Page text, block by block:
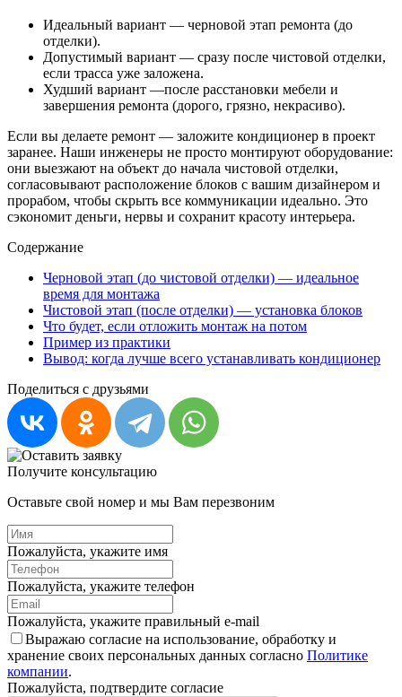
Идеальный вариант — черновой этап ремонта (до
отделки).
Допустимый вариант — сразу после чистовой отделки,
если трасса уже заложена.
Худший вариант —после расстановки мебели и
завершения ремонта (дорого, грязно, некрасиво).
Если вы делаете ремонт — заложите кондиционер в проект
заранее. Наши инженеры не просто монтируют оборудование:
они выезжают на объект до начала чистовой отделки,
согласовывают расположение блоков с вашим дизайнером и
прорабом, чтобы скрыть все коммуникации идеально. Это
сэкономит деньги, нервы и сохранит красоту интерьера.
Содержание
Черновой этап (до чистовой отделки) — идеальное
время для монтажа
Чистовой этап (после отделки) — установка блоков
Что будет, если отложить монтаж на потом
Пример из практики
Вывод: когда лучше всего устанавливать кондиционер
Поделиться с друзьями
Получите консультацию
Оставьте свой номер и мы Вам перезвоним
Пожалуйста, укажите имя
Пожалуйста, укажите телефон
Пожалуйста, укажите правильный e-mail
Выражаю согласие на использование, обработку и
хранение своих персональных данных согласно Политике
компании.
Пожалуйста, подтвердите согласие